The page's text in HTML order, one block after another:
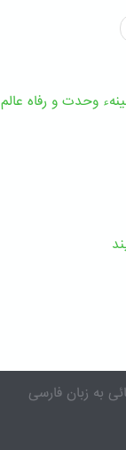
وحدت و رفاه عالم